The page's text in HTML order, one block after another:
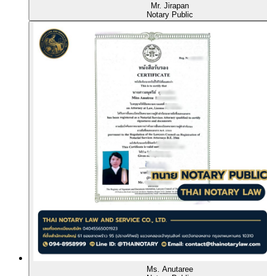
Mr. Jirapan
Notary Public
Ms. Anutaree